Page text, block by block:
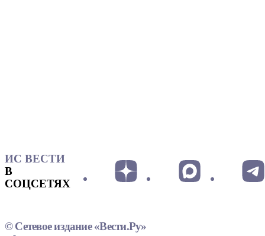
ИС ВЕСТИ
В
СОЦСЕТЯХ
© Сетевое издание «Вести.Ру»